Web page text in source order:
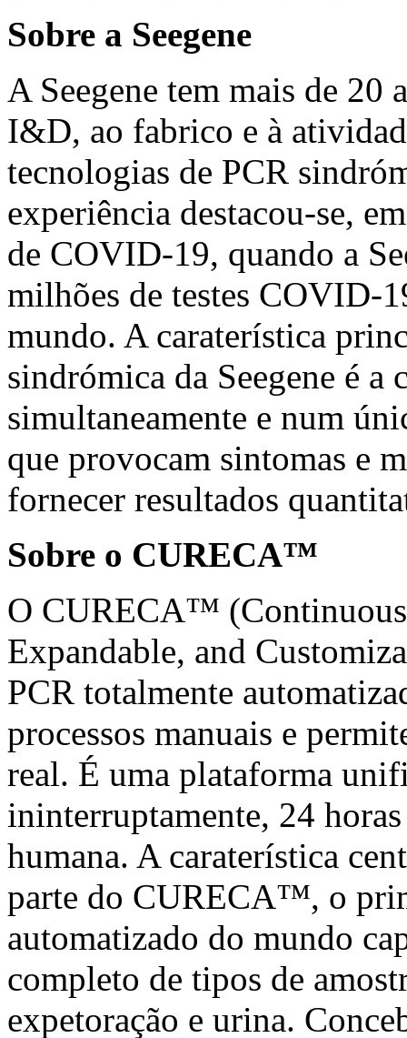
Sobre a Seegene
A Seegene tem mais de 20
I&D, ao fabrico e à
tecnologias de PCR
experiência destacou-se,
de COVID-19, quando a
milhões de testes COVID-
mundo. A caraterística
sindrómica da Seegene é a
simultaneamente e num
que provocam sintomas e
fornecer resultados
Sobre o CURECA™
O CURECA™
Expandable, and
PCR totalmente
processos manuais e
real. É uma plataforma
ininterruptamente, 24
humana. A caraterística
parte do CURECA™, o
automatizado do mundo
completo de tipos de
expetoração e urina.